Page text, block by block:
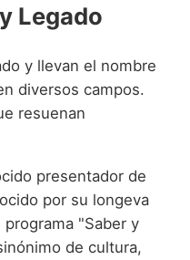
Legado
y llevan el nombre
diversos campos.
resuenan
presentador de
por su longeva
"Saber y
de cultura,